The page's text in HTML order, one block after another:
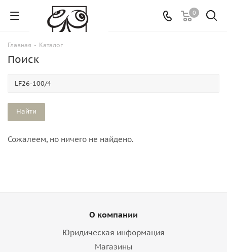
0
Главная - Каталог
Поиск
Сожалеем, но ничего не найдено.
О компании
Юридическая информация
Магазины